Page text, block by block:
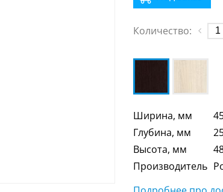
Количество:
Ширина, мм
Глубина, мм
Высота, мм
Производитель